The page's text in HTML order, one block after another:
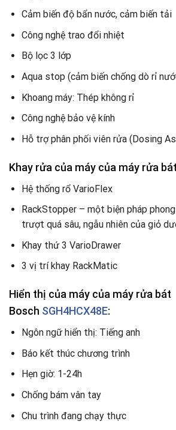
Cảm biến độ bẩn nước, cảm biến tải
Công nghệ trao đổi nhiệt
Bộ lọc 3 lớp
Aqua stop (cảm biến chống dò rỉ
Khoang máy: Thép không rỉ
Công nghệ bảo vệ kính
Hỗ trợ phân phối viên rửa (Dosing
Khay rửa của máy của máy rửa bát
Hệ thống rổ VarioFlex
RackStopper – một biện pháp
trượt quá sâu, ngẫu nhiên của giỏ
Khay thứ 3 VarioDrawer
3 vị trí khay RackMatic
Hiển thị của máy của máy rửa bát
Bosch SGH4HCX48E:
Ngôn ngữ hiển thị: Tiếng anh
Báo kết thúc chương trình
Hẹn giờ: 1-24h
Chống bám vân tay
Chu trình đang chạy thực